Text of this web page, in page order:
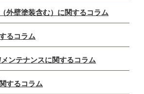
外壁塗装含む）に関するコラム
るコラム
ンテナンスに関するコラム
するコラム